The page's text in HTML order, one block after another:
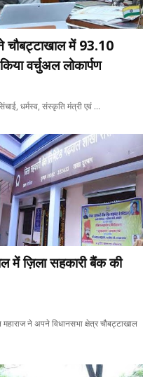
चौबट्टाखाल में 93.10
वर्चुअल लोकार्पण
धर्मस्व, संस्कृति मंत्री एवं …
में ज़िला सहकारी बैंक की
ने अपने विधानसभा क्षेत्र चौबट्टाखाल